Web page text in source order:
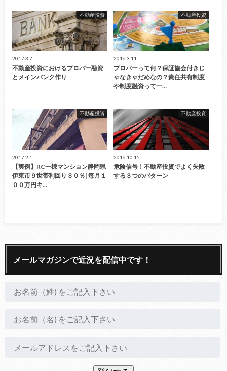
不動産投資
2017.3.7
不動産投資におけるプロパー融資
とメインバンク作り
不動産投資
2016.3.11
プロパーって何？保証協会付きじ
ゃなきゃだめなの？責任共有制度
や制度融資って一…
不動産投資
2017.2.1
【実例】RC一棟マンション静岡県
伊東市９世帯利回り３０％| 毎月１
００万円キ…
不動産投資
2016.10.15
危険信号！不動産投資でよく失敗
する３つのパターン
メールマガジンで近況を配信中です！